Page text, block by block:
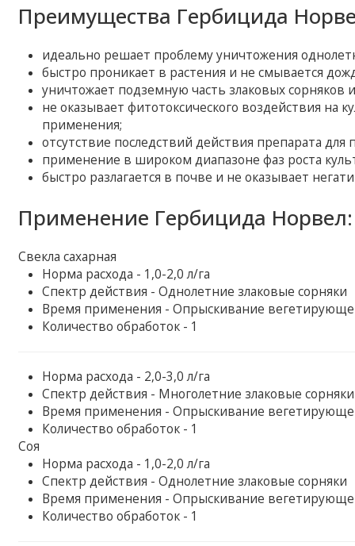
Преимущества Гербицида
идеально решает проблему уничтожения
быстро проникает в растения и не смывается
уничтожает подземную часть злаковых
не оказывает фитотоксического воздействия на
применения;
отсутствие последствий действия препарата
применение в широком диапазоне фаз роста
быстро разлагается в почве и не оказывает
Применение Гербицида Норвел:
Свекла сахарная
Норма расхода - 1,0-2,0 л/га
Спектр действия - Однолетние злаковые сорняки
Время применения - Опрыскивание
Количество обработок - 1
Норма расхода - 2,0-3,0 л/га
Спектр действия - Многолетние злаковые сорняки
Время применения - Опрыскивание
Количество обработок - 1
Соя
Норма расхода - 1,0-2,0 л/га
Спектр действия - Однолетние злаковые сорняки
Время применения - Опрыскивание
Количество обработок - 1